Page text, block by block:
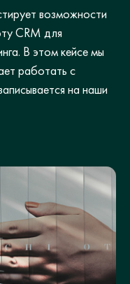
возможности
CRM для
В этом кейсе мы
работать с
на наши